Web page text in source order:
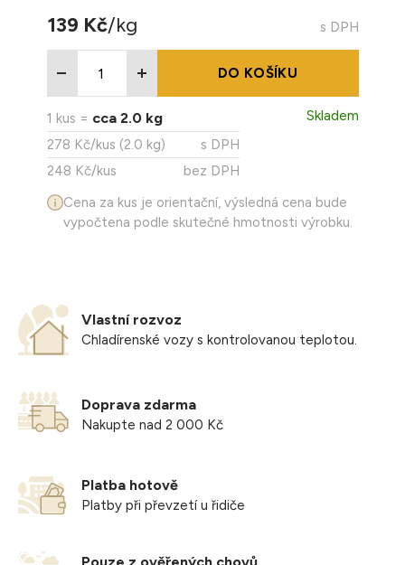
Pokyny pro skladování: skladujte při teplotě -18°C a nižší.
Uchování u spotřebitele v chladničce při teplotě +0°C až
+7°C maximálně 24 hodin.
Uchování u spotřebitele v mrazničce: při -6°C 3 dny, při
-12°C 21 dní, při -18°C viz datum minimální trvanlivosti.
Výrobek je určen k tepelné úpravě!
Po rozmrazení spotřebujte do 24h.
Po rozmrazení opět nezamražujte!
139 Kč/kg s DPH
DO KOŠÍKU
1 kus = cca 2.0 kg
278 Kč/kus (2.0 kg)
s DPH
248 Kč/kus
bez DPH
Skladem
Cena za kus je orientační, výsledná cena bude
vypočtena podle skutečné hmotnosti výrobku.
Vlastní rozvoz
Chladírenské vozy s kontrolovanou teplotou.
Doprava zdarma
Nakupte nad 2 000 Kč
Platba hotově
Platby při převzetí u řidiče
Pouze z ověřených chovů